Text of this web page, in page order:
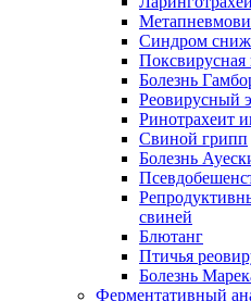
Синдром
Болезнь
Реовирусный
Ринотрахеит
Свиной грипп
Болезнь
свиней
Блютанг
Птичья
Болезнь
Ферментативный